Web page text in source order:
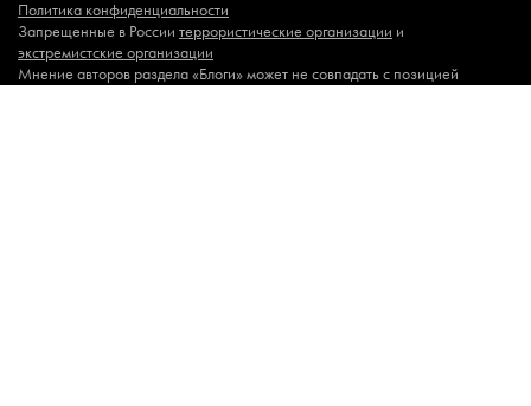
Мнение авторов раздела «Блоги» может не совпадать с позицией
Запрещенные в России террористические организации и
экстремистские организации
Политика конфиденциальности